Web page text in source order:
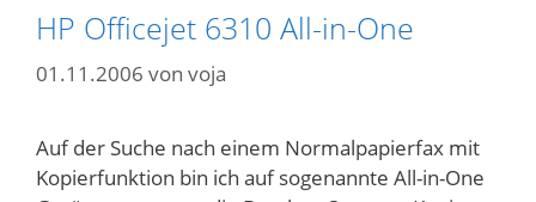
HP Officejet 6310 All-in-One
01.11.2006 von voja
Auf der Suche nach einem Normalpapierfax mit
Kopierfunktion bin ich auf sogenannte All-in-One